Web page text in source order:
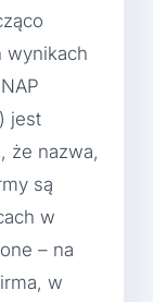
wynikach
jest
że nazwa,
są
w
– na
w